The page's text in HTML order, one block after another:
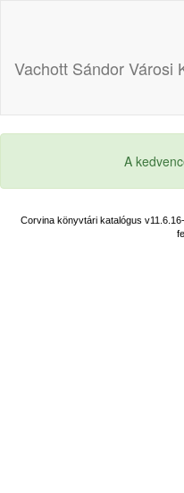
Vachott Sándor Városi
A
Corvina könyvtári katalógus